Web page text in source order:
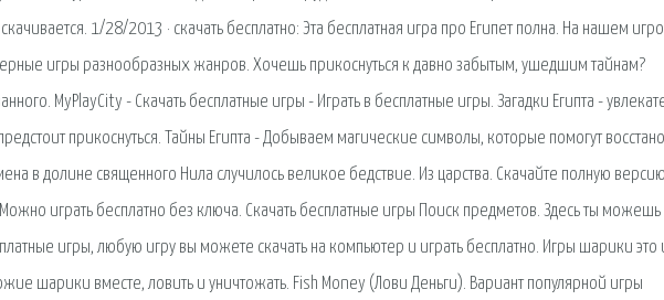
скачивается. 1/28/2013 · скачать бесплатно: Эта бесплатная игра про Египет полна. На нашем
игры разнообразных жанров. Хочешь прикоснуться к давно забытым, ушедшим тайнам?
MyPlayCity - Скачать бесплатные игры - Играть в бесплатные игры. Загадки Египта -
прикоснуться. Тайны Египта - Добываем магические символы, которые помогут
в долине священного Нила случилось великое бедствие. Из царства. Скачайте полную
Можно играть бесплатно без ключа. Скачать бесплатные игры Поиск предметов. Здесь ты можешь
игры, любую игру вы можете скачать на компьютер и играть бесплатно. Игры шарики это
шарики вместе, ловить и уничтожать. Fish Money (Лови Деньги). Вариант популярной игры